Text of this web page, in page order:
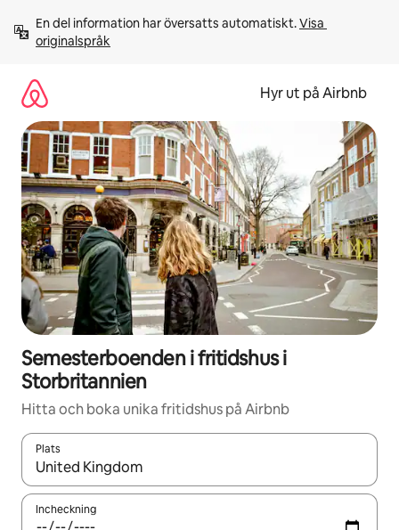
innehåll
En del information har översatts automatiskt. Visa
originalspråk
Hyr ut på Airbnb
Semesterboenden i fritidshus i
Storbritannien
Hitta och boka unika fritidshus på Airbnb
Plats
När resultaten är tillgängliga kan du navigera med upp- och
Incheckning